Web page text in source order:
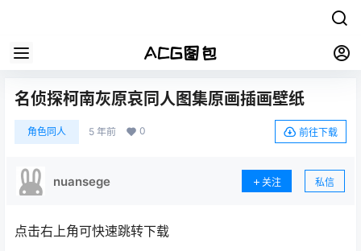
名侦探柯南灰原哀同人图集原画插画壁纸
角色同人 5 年前 0 前往下载
nuansege 关注 私信
点击右上角可快速跳转下载